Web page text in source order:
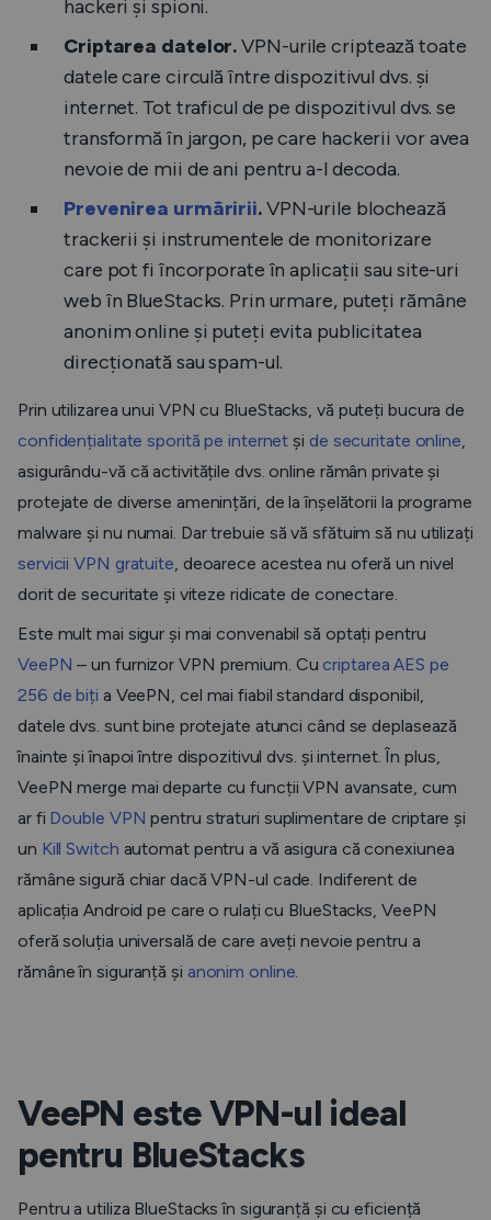
hackeri și spioni.
Criptarea datelor.VPN-urile criptează toate
datele care circulă între dispozitivul dvs. și
internet. Tot traficul de pe dispozitivul dvs. se
transformă în jargon, pe care hackerii vor avea
nevoie de mii de ani pentru a-l decoda.
Prevenirea urmăririi.VPN-urile blochează
trackerii și instrumentele de monitorizare
care pot fi încorporate în aplicații sau site-uri
web în BlueStacks. Prin urmare, puteți rămâne
anonim online și puteți evita publicitatea
direcționată sau spam-ul.
Prin utilizarea unui VPN cu BlueStacks, vă puteți bucura de
confidențialitate sporită pe internet și de securitate online
asigurându-vă că activitățile dvs. online rămân private și
protejate de diverse amenințări, de la înșelătorii la programe
malware și nu numai. Dar trebuie să vă sfătuim să nu utilizați
servicii VPN gratuite , deoarece acestea nu oferă un nivel
dorit de securitate și viteze ridicate de conectare.
Este mult mai sigur și mai convenabil să optați pentru
VeePN – un furnizor VPN premium. Cu criptarea AES pe
256 de biți a VeePN, cel mai fiabil standard disponibil,
datele dvs. sunt bine protejate atunci când se deplasează
înainte și înapoi între dispozitivul dvs. și internet. În plus,
VeePN merge mai departe cu funcții VPN avansate, cum
ar fi Double VPN pentru straturi suplimentare de criptare și
un Kill Switch automat pentru a vă asigura că conexiunea
rămâne sigură chiar dacă VPN-ul cade. Indiferent de
aplicația Android pe care o rulați cu BlueStacks, VeePN
oferă soluția universală de care aveți nevoie pentru a
rămâne în siguranță și anonim online
VeePN este VPN-ul ideal
pentru BlueStacks
Pentru a utiliza BlueStacks în siguranță și cu eficiență